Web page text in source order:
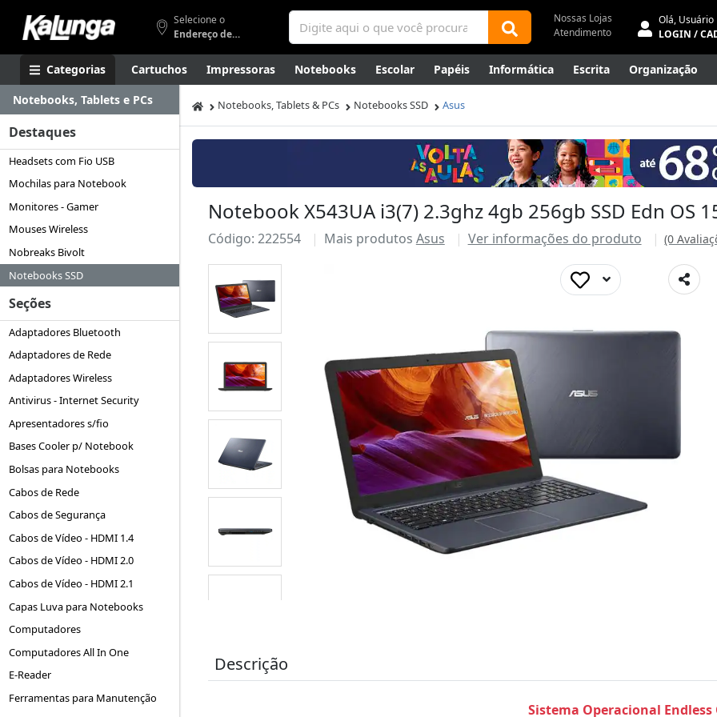
Selecione o
Endereço de entrega
Nossas Lojas
Atendimento
Olá, Usuário
LOGIN /
Categorias Cartuchos Impressoras Notebooks Escolar Papéis Informática Escrita Organização
Apresentação Smartphones Artes Gamers Higiene Mídias Envelopes
Canetas Luxo
Outlet
Notebooks, Tablets e PCs
Destaques
Headsets com Fio USB
Mochilas para Notebook
Monitores - Gamer
Mouses Wireless
Nobreaks Bivolt
Notebooks SSD
Seções
Adaptadores Bluetooth
Adaptadores de Rede
Adaptadores Wireless
Antivirus - Internet Security
Apresentadores s/fio
Bases Cooler p/ Notebook
Bolsas para Notebooks
Cabos de Rede
Cabos de Segurança
Cabos de Vídeo - HDMI 1.4
Cabos de Vídeo - HDMI 2.0
Cabos de Vídeo - HDMI 2.1
Capas Luva para Notebooks
Computadores
Computadores All In One
E-Reader
Ferramentas para Manutenção
Notebooks, Tablets & PCs Notebooks SSD Asus
Notebook X543UA i3(7) 2.3ghz 4gb 256gb SSD Edn OS
Código: 222554 Mais produtos Asus Ver informações do produto (0
Descrição
Sistema Operacional Endless